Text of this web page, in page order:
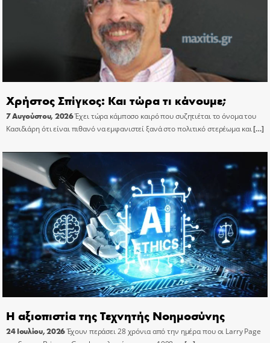
Χρήστος Σπίγκος: Και τώρα τι κάνουμε;
7 Αυγούστου, 2026Έχει τώρα κάμποσο καιρό που συζητιέται το όνομα του
Κασιδιάρη ότι είναι πιθανό να εμφανιστεί ξανά στο πολιτικό στερέωμα και[…]
Η αξιοπιστία της Τεχνητής Νοημοσύνης
24 Ιουλίου, 2026Έχουν περάσει 28 χρόνια από την ημέρα που οι Larry Page